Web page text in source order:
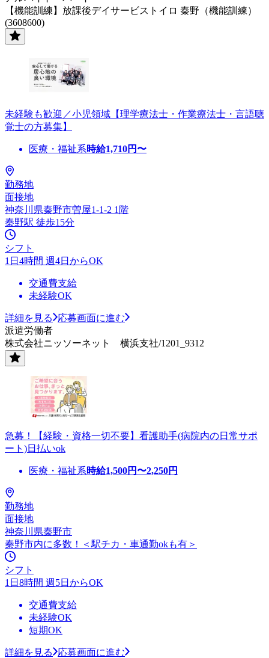
【機能訓練】放課後デイサービストイロ 秦野（機能訓練）
(3608600)
未経験も歓迎／小児領域【理学療法士・作業療法士・言語聴
覚士の方募集】
医療・福祉系時給1,710円〜
勤務地
面接地
神奈川県秦野市曽屋1-1-2 1階
秦野駅 徒歩15分
シフト
1日4時間 週4日からOK
交通費支給
未経験OK
詳細を見る
応募画面に進む
派遣労働者
株式会社ニッソーネット 横浜支社/1201_9312
急募！【経験・資格一切不要】看護助手(病院内の日常サポ
ート)日払いok
医療・福祉系時給1,500円〜2,250円
勤務地
面接地
神奈川県秦野市
秦野市内に多数！＜駅チカ・車通勤okも有＞
シフト
1日8時間 週5日からOK
交通費支給
未経験OK
短期OK
詳細を見る
応募画面に進む